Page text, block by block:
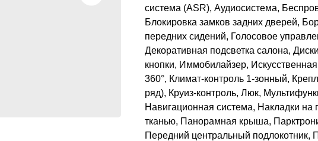
система (ASR), Аудиосистема,
Блокировка замков задних дверей,
передних сидений, Голосовое
Декоративная подсветка салона,
кнопки, Иммобилайзер,
360°, Климат-контроль 1-зонный,
ряд), Круиз-контроль, Люк,
Навигационная система, Накладки на
тканью, Панорамная крыша,
Передний центральный подлокотник,